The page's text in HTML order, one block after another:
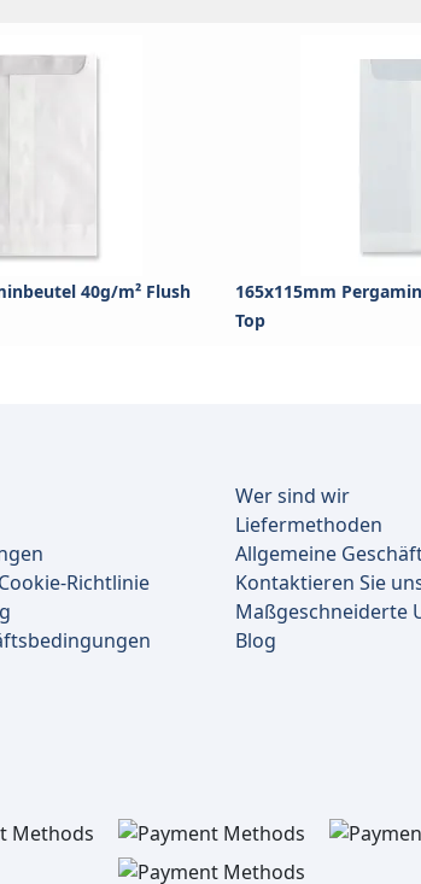
40g/m² Flush
165x115mm
Top
Richtlinie
Wer sind wir
Liefermethoden
Allgemeine
Kontaktieren Sie
Maßgeschneiderte
Blog